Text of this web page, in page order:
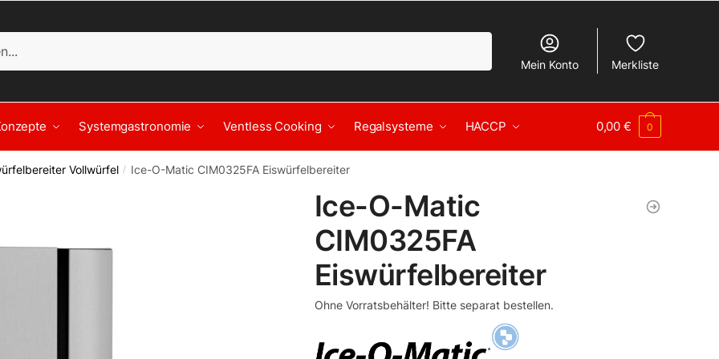
Mein Konto Merkliste
Systemgastronomie Ventless Cooking Regalsysteme HACCP 0,00€ 0
Vollwürfel / Ice-O-Matic CIM0325FA Eiswürfelbereiter
Ice-O-Matic
CIM0325FA
Eiswürfelbereiter
Ohne Vorratsbehälter! Bitte separat bestellen.